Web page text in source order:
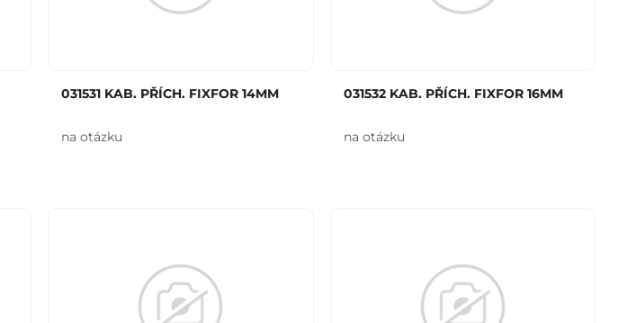
031531 KAB. PŘÍCH. FIXFOR 14MM
na otázku
031532 KAB. PŘÍCH. FIXFOR 16MM
na otázku